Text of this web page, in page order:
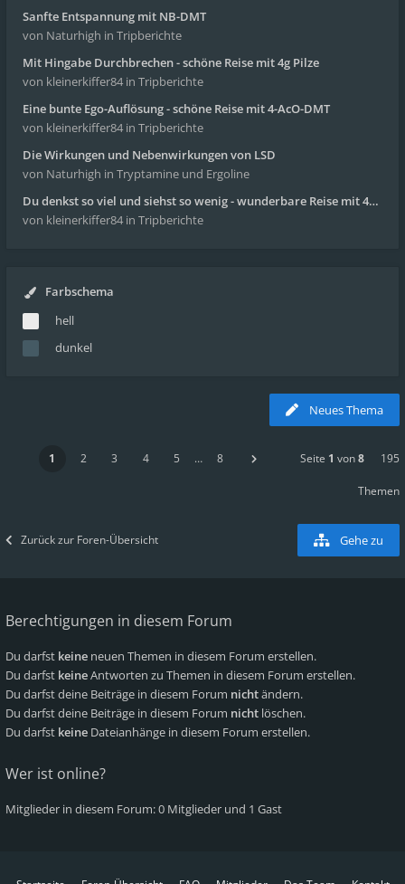
Sanfte Entspannung mit NB-DMT
von Naturhigh in Tripberichte
Mit Hingabe Durchbrechen - schöne Reise mit 4g Pilze
von kleinerkiffer84 in Tripberichte
Eine bunte Ego-Auflösung - schöne Reise mit 4-AcO-DMT
von kleinerkiffer84 in Tripberichte
Die Wirkungen und Nebenwirkungen von LSD
von Naturhigh in Tryptamine und Ergoline
Du denkst so viel und siehst so wenig - wunderbare Reise mit 4g Pilze
von kleinerkiffer84 in Tripberichte
Farbschema
hell
dunkel
Neues Thema
1 2 3 4 5 … 8 Seite 1 von8 195
Themen
Zurück zur Foren-Übersicht Gehe zu
Berechtigungen in diesem Forum
Du darfst keine neuen Themen in diesem Forum erstellen.
Du darfst keineAntworten zu Themen in diesem Forum erstellen.
Du darfst deine Beiträge in diesem Forum nichtändern.
Du darfst deine Beiträge in diesem Forum nicht löschen.
Du darfst keine Dateianhänge in diesem Forum erstellen.
Wer ist online?
Mitglieder in diesem Forum: 0 Mitglieder und 1 Gast